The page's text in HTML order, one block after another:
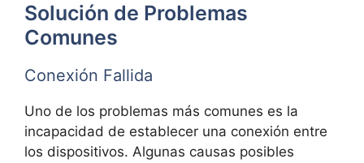
Solución de Problemas
Comunes
Conexión Fallida
Uno de los problemas más comunes es la
incapacidad de establecer una conexión entre
los dispositivos. Algunas causas posibles